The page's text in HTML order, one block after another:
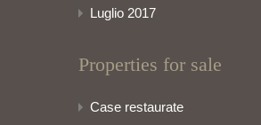
Luglio 2017
Properties for sale
Case restaurate